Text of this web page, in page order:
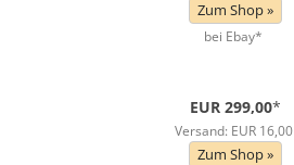
Zum Shop »
bei Ebay*
EUR 299,00*
Versand: EUR 16,00
Zum Shop »